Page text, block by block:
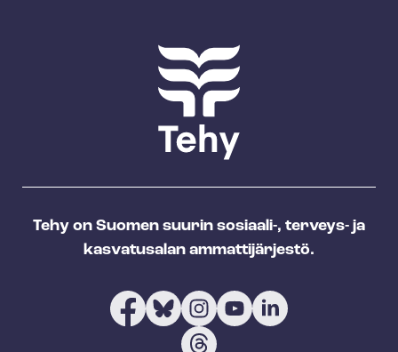
Tehy on Suomen suurin sosiaali-, terveys- ja
kasvatusalan ammattijärjestö.